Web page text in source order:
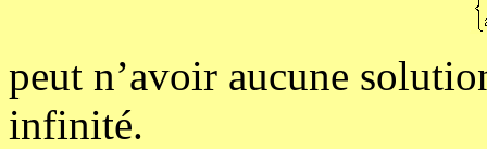
peut n’avoir aucune
infinité.